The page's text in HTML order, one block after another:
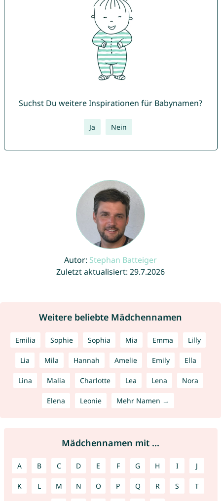
Suchst Du weitere Inspirationen für Babynamen?
Ja Nein
Autor: Stephan Batteiger
Zuletzt aktualisiert: 29.7.2026
Weitere beliebte Mädchennamen
Emilia Sophie Sophia Mia Emma Lilly
Lia Mila Hannah Amelie Emily Ella
Lina Malia Charlotte Lea Lena Nora
Elena Leonie Mehr Namen →
Mädchennamen mit ...
A B C D E F G H I J
K L M N O P Q R S T